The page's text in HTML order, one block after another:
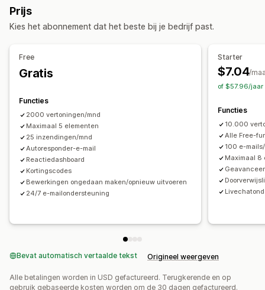
Leeftijdsverificatie
Recensiepop-ups Pop-ups op maat
Pop-ups beheren
Bewerkingstool
Lijst voor e-mailverzameling
Campagnes
Targeting Rapportage
Aanmelding voor het ontvangen van e-mail
Gratis verzending Meerdere aankondigingen
Melding
Links en knoppen
Aangepaste CSS Emoji's
Analytics en rapportage
Prestaties volgen
Prijs
Kies het abonnement dat het beste bij je bedrijf past.
Free
Gratis
Functies
2000 vertoningen/mnd
Maximaal 5 elementen
25 inzendingen/mnd
Autoresponder-e-mail
Reactiedashboard
Kortingscodes
Bewerkingen ongedaan maken/opnieuw uitvoeren
24/7 e-mailondersteuning
Starter
$7.04/
of $57.96/jaar
Functies
10.000
Alle Free-
100 e-
Maximaal 8
Bevat automatisch vertaalde tekst Origineel weergeven
Alle betalingen worden in USD gefactureerd. Terugkerende en op
gebruik gebaseerde kosten worden om de 30 dagen gefactureerd.